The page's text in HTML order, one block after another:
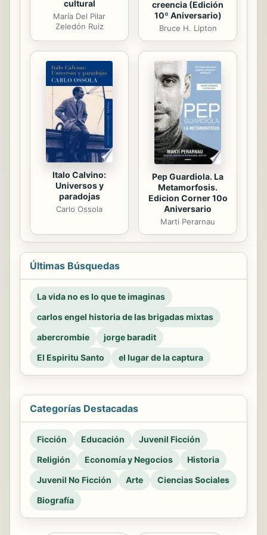
cultural
María Del Pilar
Zeledón Ruiz
creencia (Edición
10º Aniversario)
Bruce H. Lipton
Italo Calvino:
Universos y
paradojas
Carlo Ossola
Pep Guardiola. La
Metamorfosis.
Edicion Corner 10o
Aniversario
Marti Perarnau
Últimas Búsquedas
La vida no es lo que te imaginas
carlos engel historia de las brigadas mixtas
abercrombie
jorge baradit
El Espiritu Santo
el lugar de la captura
Categorías Destacadas
Ficción Educación
Juvenil Ficción
Religión
Economía y Negocios
Historia
Juvenil No Ficción
Arte
Ciencias Sociales
Biografía